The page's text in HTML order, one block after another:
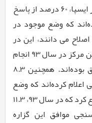
۶0درصد از پاسخ
که وضع موجود در
می دانند، این در
مرکز در سال93انجام
بوده‌اند. همچنین8.3
کرده‌اند که وضع
کرد که در سال93،11.3
موافق این گزاره